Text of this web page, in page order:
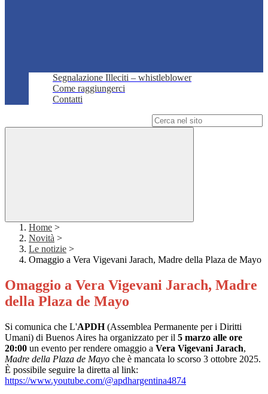
Segnalazione Illeciti – whistleblower
Come raggiungerci
Contatti
Home >
Novità >
Le notizie >
Omaggio a Vera Vigevani Jarach, Madre della Plaza de Mayo
Omaggio a Vera Vigevani Jarach, Madre
della Plaza de Mayo
Si comunica che L'APDH(Assemblea Permanente per i Diritti
Umani) di Buenos Aires ha organizzato per il 5 marzo alle ore
20:00 un evento per rendere omaggio a Vera Vigevani Jarach,
Madre della Plaza de Mayo che è mancata lo scorso 3 ottobre 2025.
È possibile seguire la diretta al link:
https://www.youtube.com/@apdhargentina4874